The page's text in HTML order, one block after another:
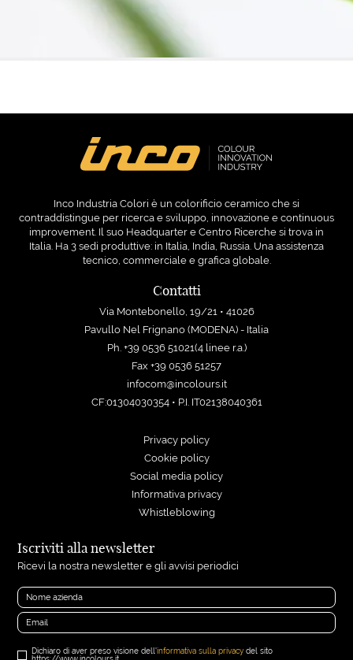
Inco Industria Colori è un colorificio ceramico che si
contraddistingue per ricerca e sviluppo, innovazione e continuous
improvement. Il suo Headquarter e Centro Ricerche si trova in
Italia. Ha 3 sedi produttive: in Italia, India, Russia. Una assistenza
tecnico, commerciale e grafica globale.
Contatti
Via Montebonello, 19/21 • 41026
Pavullo Nel Frignano (MODENA) - Italia
Ph. +39 0536 51021(4 linee r.a.)
Fax +39 0536 51257
infocom@incolours.it
CF:01304030354 • P.I. IT02138040361
Privacy policy
Cookie policy
Social media policy
Informativa privacy
Whistleblowing
Iscriviti alla newsletter
Ricevi la nostra newsletter e gli avvisi periodici
Dichiaro di aver preso visione dell'informativa sulla privacy del sito